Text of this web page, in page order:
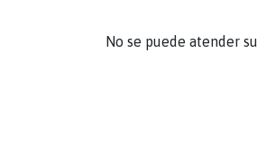
No se puede atender